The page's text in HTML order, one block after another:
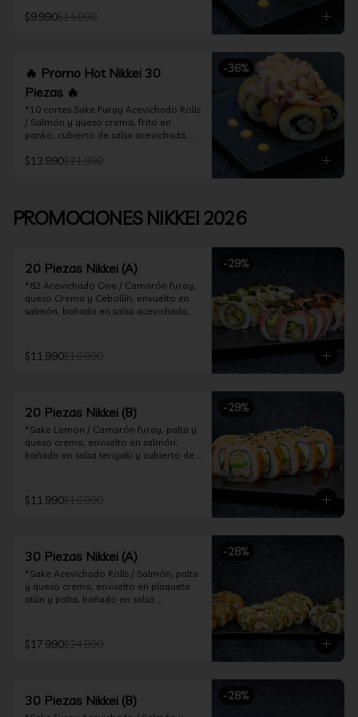
$9.990$14.990
-36%
🔥 Promo Hot Nikkei 30
Piezas 🔥
*10 cortes Sake Furay Acevichado Rolls
/ Salmón y queso crema, frito en
panko, cubierto de salsa acevichada,
*10 cortes Maguro Acevichado Rolls /
acevichado
$13.990$21.990
PROMOCIONES NIKKEI 2026
-29%
20 Piezas Nikkei (A)
*82 Acevichado One / Camarón furay,
queso Crema y Cebollín, envuelto en
salmón, bañado en salsa acevichada
y cebollin, frito en panko cubierto de
ceviche hot.
$11.990$16.990
-29%
20 Piezas Nikkei (B)
*Sake Lemon / Camarón furay, palta y
queso crema, envuelto en salmón,
bañado en salsa teriyaki y cubierto de
*Shrimp Fire Rolls /Palta y camarón
furay, envuelto en queso crema
*Incluye 2 palitos, 2 soya 30ml, 1 salsa
teriyaki 30ml
$11.990$16.990
-28%
30 Piezas Nikkei (A)
*Sake Acevichado Rolls / Salmón, palta
y queso crema, envuelto en plaqueta
atún y palta, bañado en salsa
*Shrimp Fire Rolls / Palta y camarón
furay, envuelto en queso crema
*Almond Furay / Pollo teriyaki, queso
crema y almendras tostadas, frito en
$17.990$24.990
-28%
30 Piezas Nikkei (B)